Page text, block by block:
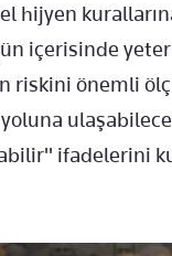
hijyen
içerisinde
önemli
ifadelerini